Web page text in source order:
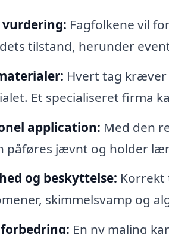
Fagfolkene vil
tilstand, herunder
Hvert tag
Et specialiseret firma
application: Med den
påføres jævnt og holder
og beskyttelse: Korrekt
skimmelsvamp og
En ny maling